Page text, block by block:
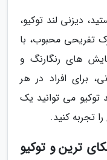
دیزنی لند توکیو،
تفریحی محبوب، با
های رنگارنگ و
برای افراد در هر
توکیو می توانید یک
تجربه کنید.
ترین و توکیو